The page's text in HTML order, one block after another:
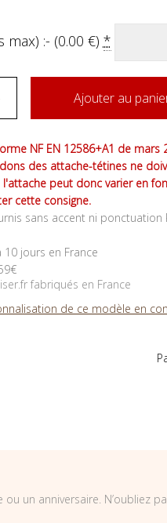
max) :- (0.00 €) *
Ajouter au
NF EN 12586+A1 de
des attache-tétines ne
peut donc varier en
cette consigne.
sans accent ni ponctuation
10 jours en France
fabriqués en France
de ce modèle en
un anniversaire. N’oubliez